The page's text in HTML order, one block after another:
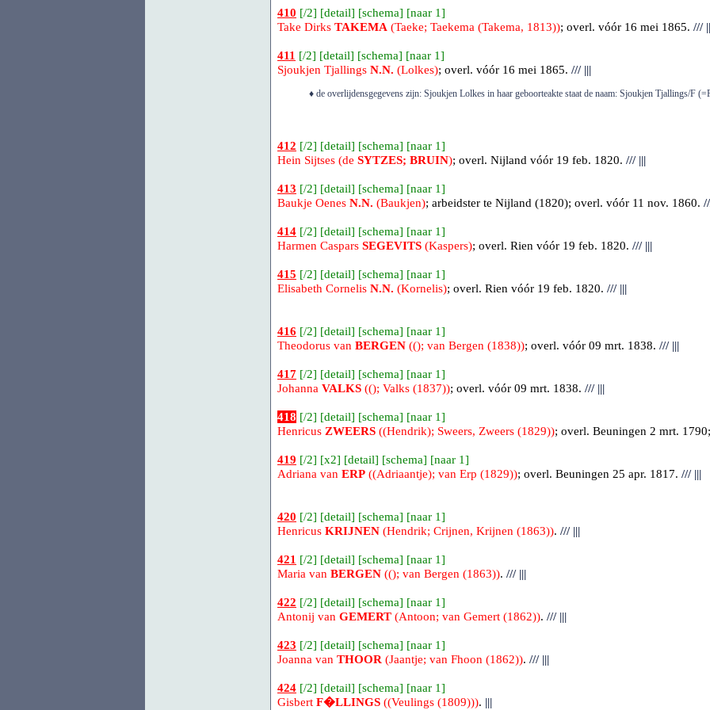
410 [/2] [detail] [schema] [naar 1]
Take Dirks TAKEMA (Taeke; Taekema (Takema, 1813)); overl. vóór 16 mei 1865. ///
411 [/2] [detail] [schema] [naar 1]
Sjoukjen Tjallings N.N. (Lolkes); overl. vóór 16 mei 1865. ///|||
♦ de overlijdensgegevens zijn: Sjoukjen Lolkes in haar geboorteakte staat de naam: Sjoukjen Tjallings/F
412 [/2] [detail] [schema] [naar 1]
Hein Sijtses (de SYTZES; BRUIN); overl. Nijland vóór 19 feb. 1820. ///|||
413 [/2] [detail] [schema] [naar 1]
Baukje Oenes N.N. (Baukjen); arbeidster te Nijland (1820); overl. vóór 11 nov. 1860.
414 [/2] [detail] [schema] [naar 1]
Harmen Caspars SEGEVITS (Kaspers); overl. Rien vóór 19 feb. 1820. ///|||
415 [/2] [detail] [schema] [naar 1]
Elisabeth Cornelis N.N. (Kornelis); overl. Rien vóór 19 feb. 1820. ///|||
416 [/2] [detail] [schema] [naar 1]
Theodorus van BERGEN ((); van Bergen (1838)); overl. vóór 09 mrt. 1838. ///|||
417 [/2] [detail] [schema] [naar 1]
Johanna VALKS ((); Valks (1837)); overl. vóór 09 mrt. 1838. ///|||
418 [/2] [detail] [schema] [naar 1]
Henricus ZWEERS ((Hendrik); Sweers, Zweers (1829)); overl. Beuningen 2 mrt.
419 [/2] [x2] [detail] [schema] [naar 1]
Adriana van ERP ((Adriaantje); van Erp (1829)); overl. Beuningen 25 apr. 1817. ///|||
420 [/2] [detail] [schema] [naar 1]
Henricus KRIJNEN (Hendrik; Crijnen, Krijnen (1863)). ///|||
421 [/2] [detail] [schema] [naar 1]
Maria van BERGEN ((); van Bergen (1863)). ///|||
422 [/2] [detail] [schema] [naar 1]
Antonij van GEMERT (Antoon; van Gemert (1862)). ///|||
423 [/2] [detail] [schema] [naar 1]
Joanna van THOOR (Jaantje; van Fhoon (1862)). ///|||
424 [/2] [detail] [schema] [naar 1]
Gisbert F�LLINGS ((Veulings (1809))). |||